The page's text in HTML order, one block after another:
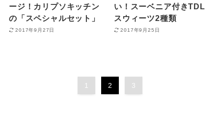
ージ！カリプソキッチン
の「スペシャルセット」
2017年9月27日
い！スーベニア付きTDL
スウィーツ2種類
2017年9月25日
1 2 3